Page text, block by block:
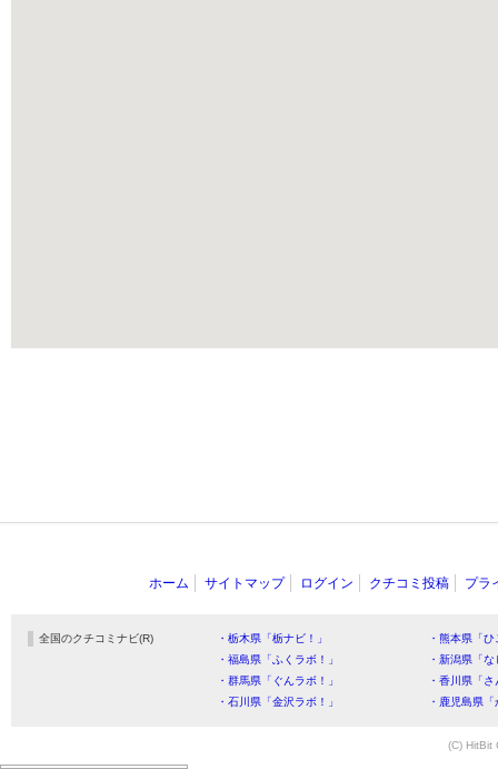
ホーム サイトマップ ログイン クチコミ投稿 プラ
全国のクチコミナビ(R) ・栃木県「栃ナビ！」
・熊本県「
・福島県「ふくラボ！」
・新潟県「
・群馬県「ぐんラボ！」
・香川県「
・石川県「金沢ラボ！」
・鹿児島県
(C) HitBit